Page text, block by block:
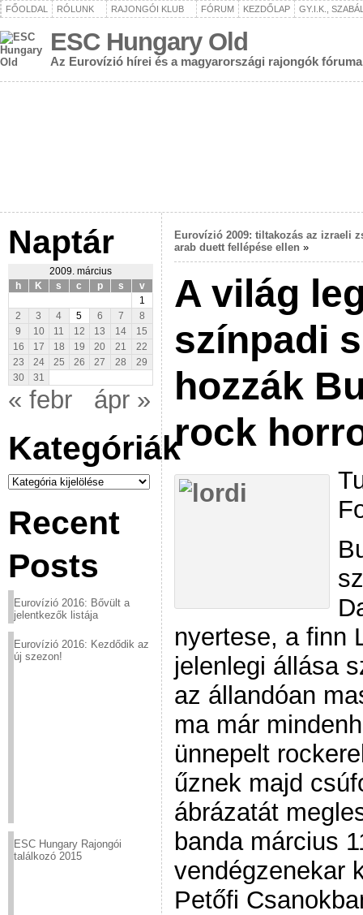
FŐOLDAL RÓLUNK RAJONGÓI KLUB FÓRUM KEZDŐLAP GY.I.K.,
ESC Hungary Old
Az Eurovízió hírei és a magyarországi rajongók fóruma
Naptár
2009. március
h
K s c p s
v
1
2
3 4 5 6 7
8
9
10 11 12 13 14
15
16
17 18 19 20 21
22
23
24 25 26 27 28
29
30
31
« febr ápr »
Kategóriák
Kategóriák
Recent
Posts
Eurovízió 2016: Bővült a
jelentkezők listája
Eurovízió 2016: Kezdődik az
új szezon!
ESC Hungary Rajongói
találkozó 2015
Eurovízió 2009: tiltakozás az izraeli
arab duett fellépése ellen »
A világ
színpadi
hozzák
rock
nyertese, a finn
jelenlegi állása
az állandóan
ma már
ünnepelt
űznek majd
ábrázatát
banda március
vendégzenekar
Petőfi